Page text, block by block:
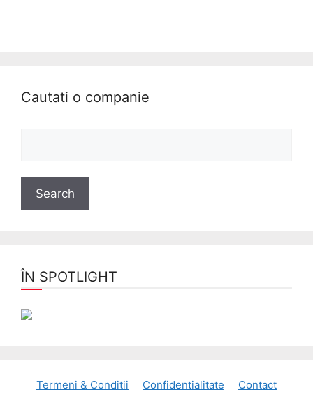
Cautati o companie
ÎN SPOTLIGHT
Termeni & Conditii Confidentialitate
Contact